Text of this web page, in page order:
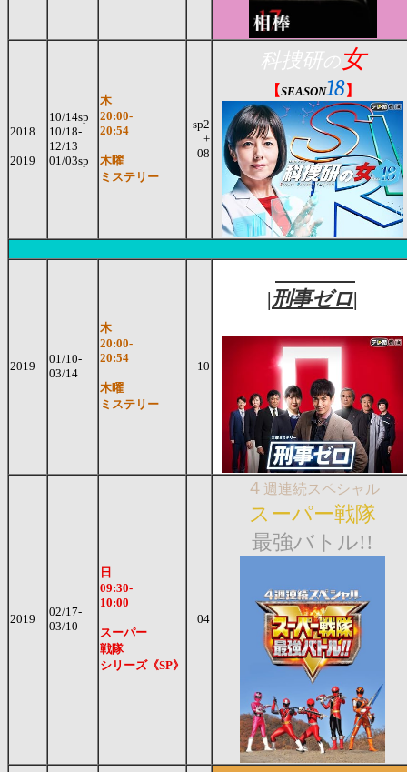
2018
2019
10/14sp
10/18-
12/13
01/03sp
木
20:00-
20:54
木曜
ミステリー
sp2
+
08
科捜研の 女
【SEASON18 】
2019
01/10-
03/14
木
20:00-
20:54
木曜
ミステリー
10
|刑事ゼロ|
2019
02/17-
03/10
日
09:30-
10:00
スーパー
戦隊
シリーズ《SP》
04
４ 週連続スペシャル
スーパー戦隊
最強バトル!!